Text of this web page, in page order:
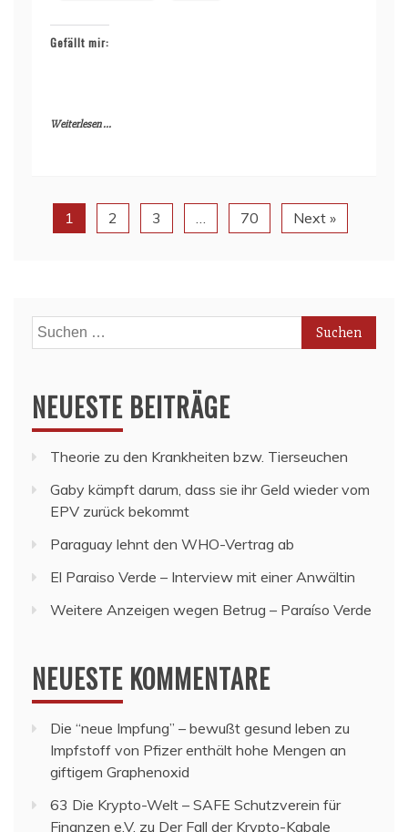
Gefällt mir:
Weiterlesen ...
1 2 3 … 70 Next »
Suchen
nach:
NEUESTE BEITRÄGE
Theorie zu den Krankheiten bzw. Tierseuchen
Gaby kämpft darum, dass sie ihr Geld wieder vom
EPV zurück bekommt
Paraguay lehnt den WHO-Vertrag ab
El Paraiso Verde – Interview mit einer Anwältin
Weitere Anzeigen wegen Betrug – Paraíso Verde
NEUESTE KOMMENTARE
Die “neue Impfung” – bewußt gesund leben zu
Impfstoff von Pfizer enthält hohe Mengen an
giftigem Graphenoxid
63 Die Krypto-Welt – SAFE Schutzverein für
Finanzen e.V. zu Der Fall der Krypto-Kabale